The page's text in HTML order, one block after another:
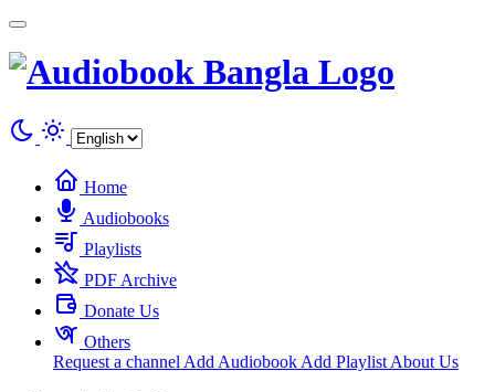
Home
Audiobooks
Playlists
PDF Archive
Donate Us
Others
Request a channel Add Audiobook Add Playlist About Us